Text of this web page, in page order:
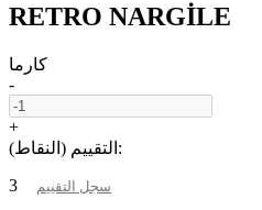
RETRO NARGİLE
كارما
-
+
التقييم (النقاط):
3
سجل التقييم